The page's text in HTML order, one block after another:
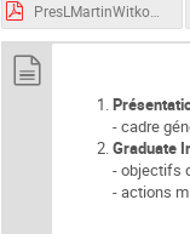
Richard Brédy
Sébastien HENRY
ZARA Stivane Rojers
PresLMartinWitkowski.pdf
- cadre
Graduate
- objectifs
- actions